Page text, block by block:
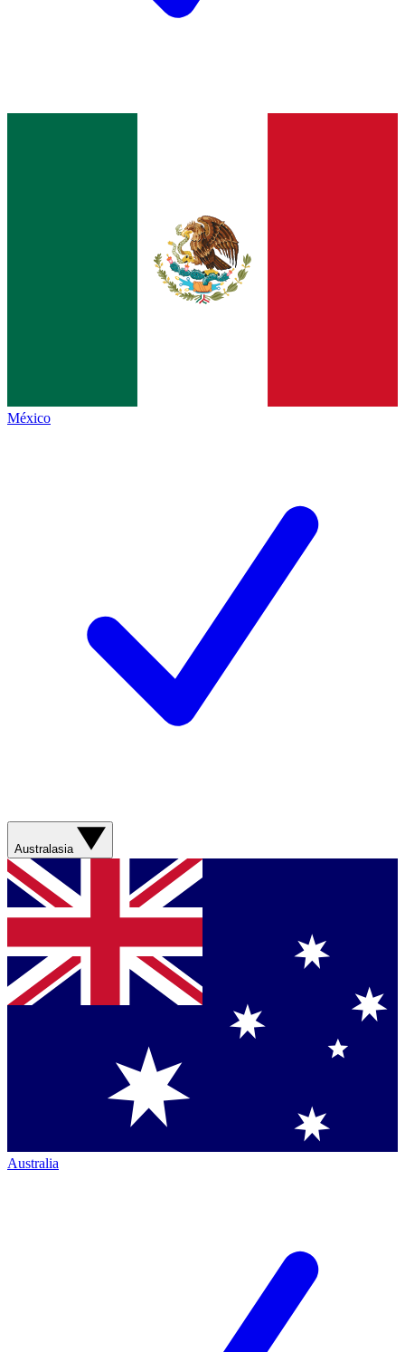
México
Australasia
Australia